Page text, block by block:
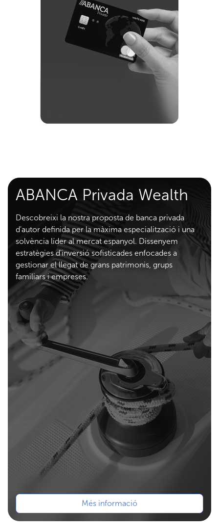
ABANCA Privada Wealth
Descobreixi la nostra proposta de banca privada
d'autor definida per la màxima especialització i una
solvència líder al mercat espanyol. Dissenyem
estratègies d'inversió sofisticades enfocades a
gestionar el llegat de grans patrimonis, grups
familiars i empreses.
Més informació